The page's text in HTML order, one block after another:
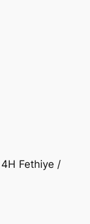
Fethiye /